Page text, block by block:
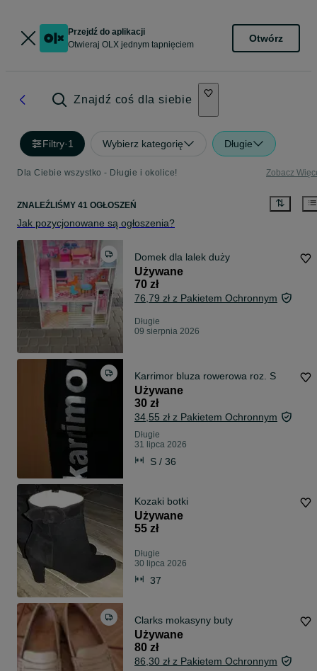
Przejdź do aplikacji
Otwieraj OLX jednym tapnięciem
Otwórz
Znajdź coś dla siebie
Filtry·1 Wybierz kategorię Długie
Dla Ciebie wszystko - Długie i okolice! Zobacz
ZNALEŹLIŚMY 41 OGŁOSZEŃ
Jak pozycjonowane są ogłoszenia?
Domek dla lalek duży
Używane
70 zł
76,79 zł z Pakietem Ochronnym
Długie
09 sierpnia 2026
Karrimor bluza rowerowa roz. S
Używane
30 zł
34,55 zł z Pakietem Ochronnym
Długie
31 lipca 2026
S / 36
Kozaki botki
Używane
55 zł
Długie
30 lipca 2026
37
Clarks mokasyny buty
Używane
80 zł
86,30 zł z Pakietem Ochronnym